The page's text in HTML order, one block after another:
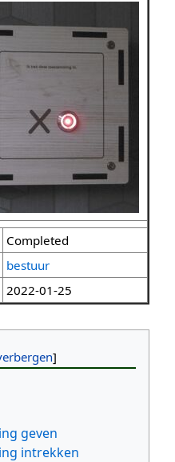
Completed
bestuur
2022-01-25
geven
intrekken